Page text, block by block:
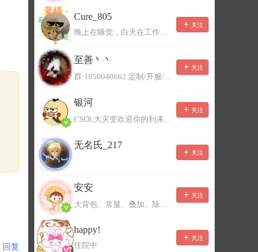
回复
Cure_805
晚上在睡觉，白天在工作，不一定能及时回复，有事可以留言！
关注
至善丶丶
群:1050040662 定制/开服/地图制作/价格公道
关注
银河
CSOL大灾变欢迎你的到来。QQ群：967780922
关注
无名氏_217
关注
安安
大背包、常显、叠加、除草树，唯一作者QQ383125283
关注
happy!
住院中
关注